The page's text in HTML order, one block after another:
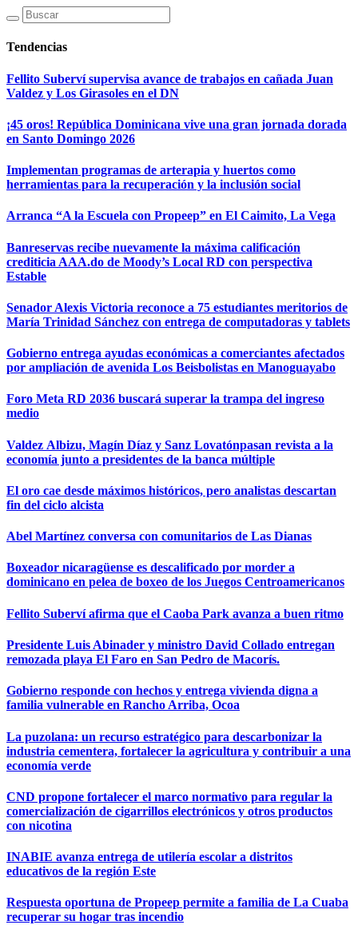
Tendencias
Fellito Suberví supervisa avance de trabajos en cañada Juan
Valdez y Los Girasoles en el DN
¡45 oros! República Dominicana vive una gran jornada dorada
en Santo Domingo 2026
Implementan programas de arterapia y huertos como
herramientas para la recuperación y la inclusión social
Arranca “A la Escuela con Propeep” en El Caimito, La Vega
Banreservas recibe nuevamente la máxima calificación
crediticia AAA.do de Moody’s Local RD con perspectiva
Estable
Senador Alexis Victoria reconoce a 75 estudiantes meritorios de
María Trinidad Sánchez con entrega de computadoras y tablets
Gobierno entrega ayudas económicas a comerciantes afectados
por ampliación de avenida Los Beisbolistas en Manoguayabo
Foro Meta RD 2036 buscará superar la trampa del ingreso
medio
Valdez Albizu, Magín Díaz y Sanz Lovatónpasan revista a la
economía junto a presidentes de la banca múltiple
El oro cae desde máximos históricos, pero analistas descartan
fin del ciclo alcista
Abel Martínez conversa con comunitarios de Las Dianas
Boxeador nicaragüense es descalificado por morder a
dominicano en pelea de boxeo de los Juegos Centroamericanos
Fellito Suberví afirma que el Caoba Park avanza a buen ritmo
Presidente Luis Abinader y ministro David Collado entregan
remozada playa El Faro en San Pedro de Macorís.
Gobierno responde con hechos y entrega vivienda digna a
familia vulnerable en Rancho Arriba, Ocoa
La puzolana: un recurso estratégico para descarbonizar la
industria cementera, fortalecer la agricultura y contribuir a una
economía verde
CND propone fortalecer el marco normativo para regular la
comercialización de cigarrillos electrónicos y otros productos
con nicotina
INABIE avanza entrega de utilería escolar a distritos
educativos de la región Este
Respuesta oportuna de Propeep permite a familia de La Cuaba
recuperar su hogar tras incendio